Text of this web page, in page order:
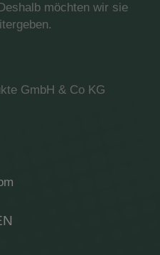
möchten wir sie
GmbH & Co KG